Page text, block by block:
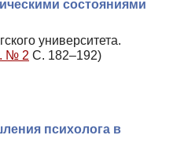
состояниями
университета.
№ 2 С. 182–192)
психолога в